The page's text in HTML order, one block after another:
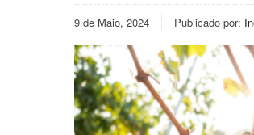
9 de Maio, 2024 Publicado por: